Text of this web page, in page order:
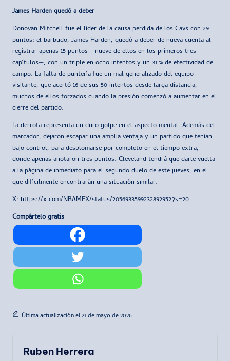
James Harden quedó a deber
Donovan Mitchell fue el líder de la causa perdida de los Cavs con 29
puntos; el barbudo, James Harden, quedó a deber de nueva cuenta al
registrar apenas 15 puntos —nueve de ellos en los primeros tres
capítulos—, con un triple en ocho intentos y un 31 % de efectividad de
campo. La falta de puntería fue un mal generalizado del equipo
visitante, que acertó 16 de sus 50 intentos desde larga distancia,
muchos de ellos forzados cuando la presión comenzó a aumentar en el
cierre del partido.
La derrota representa un duro golpe en el aspecto mental. Además del
marcador, dejaron escapar una amplia ventaja y un partido que tenían
bajo control, para desplomarse por completo en el tiempo extra,
donde apenas anotaron tres puntos. Cleveland tendrá que darle vuelta
a la página de inmediato para el segundo duelo de este jueves, en el
que difícilmente encontrarán una situación similar.
X: https://x.com/NBAMEX/status/2056933599232892952?s=20
Compártelo gratis
Última actualización el 21 de mayo de 2026
Ruben Herrera